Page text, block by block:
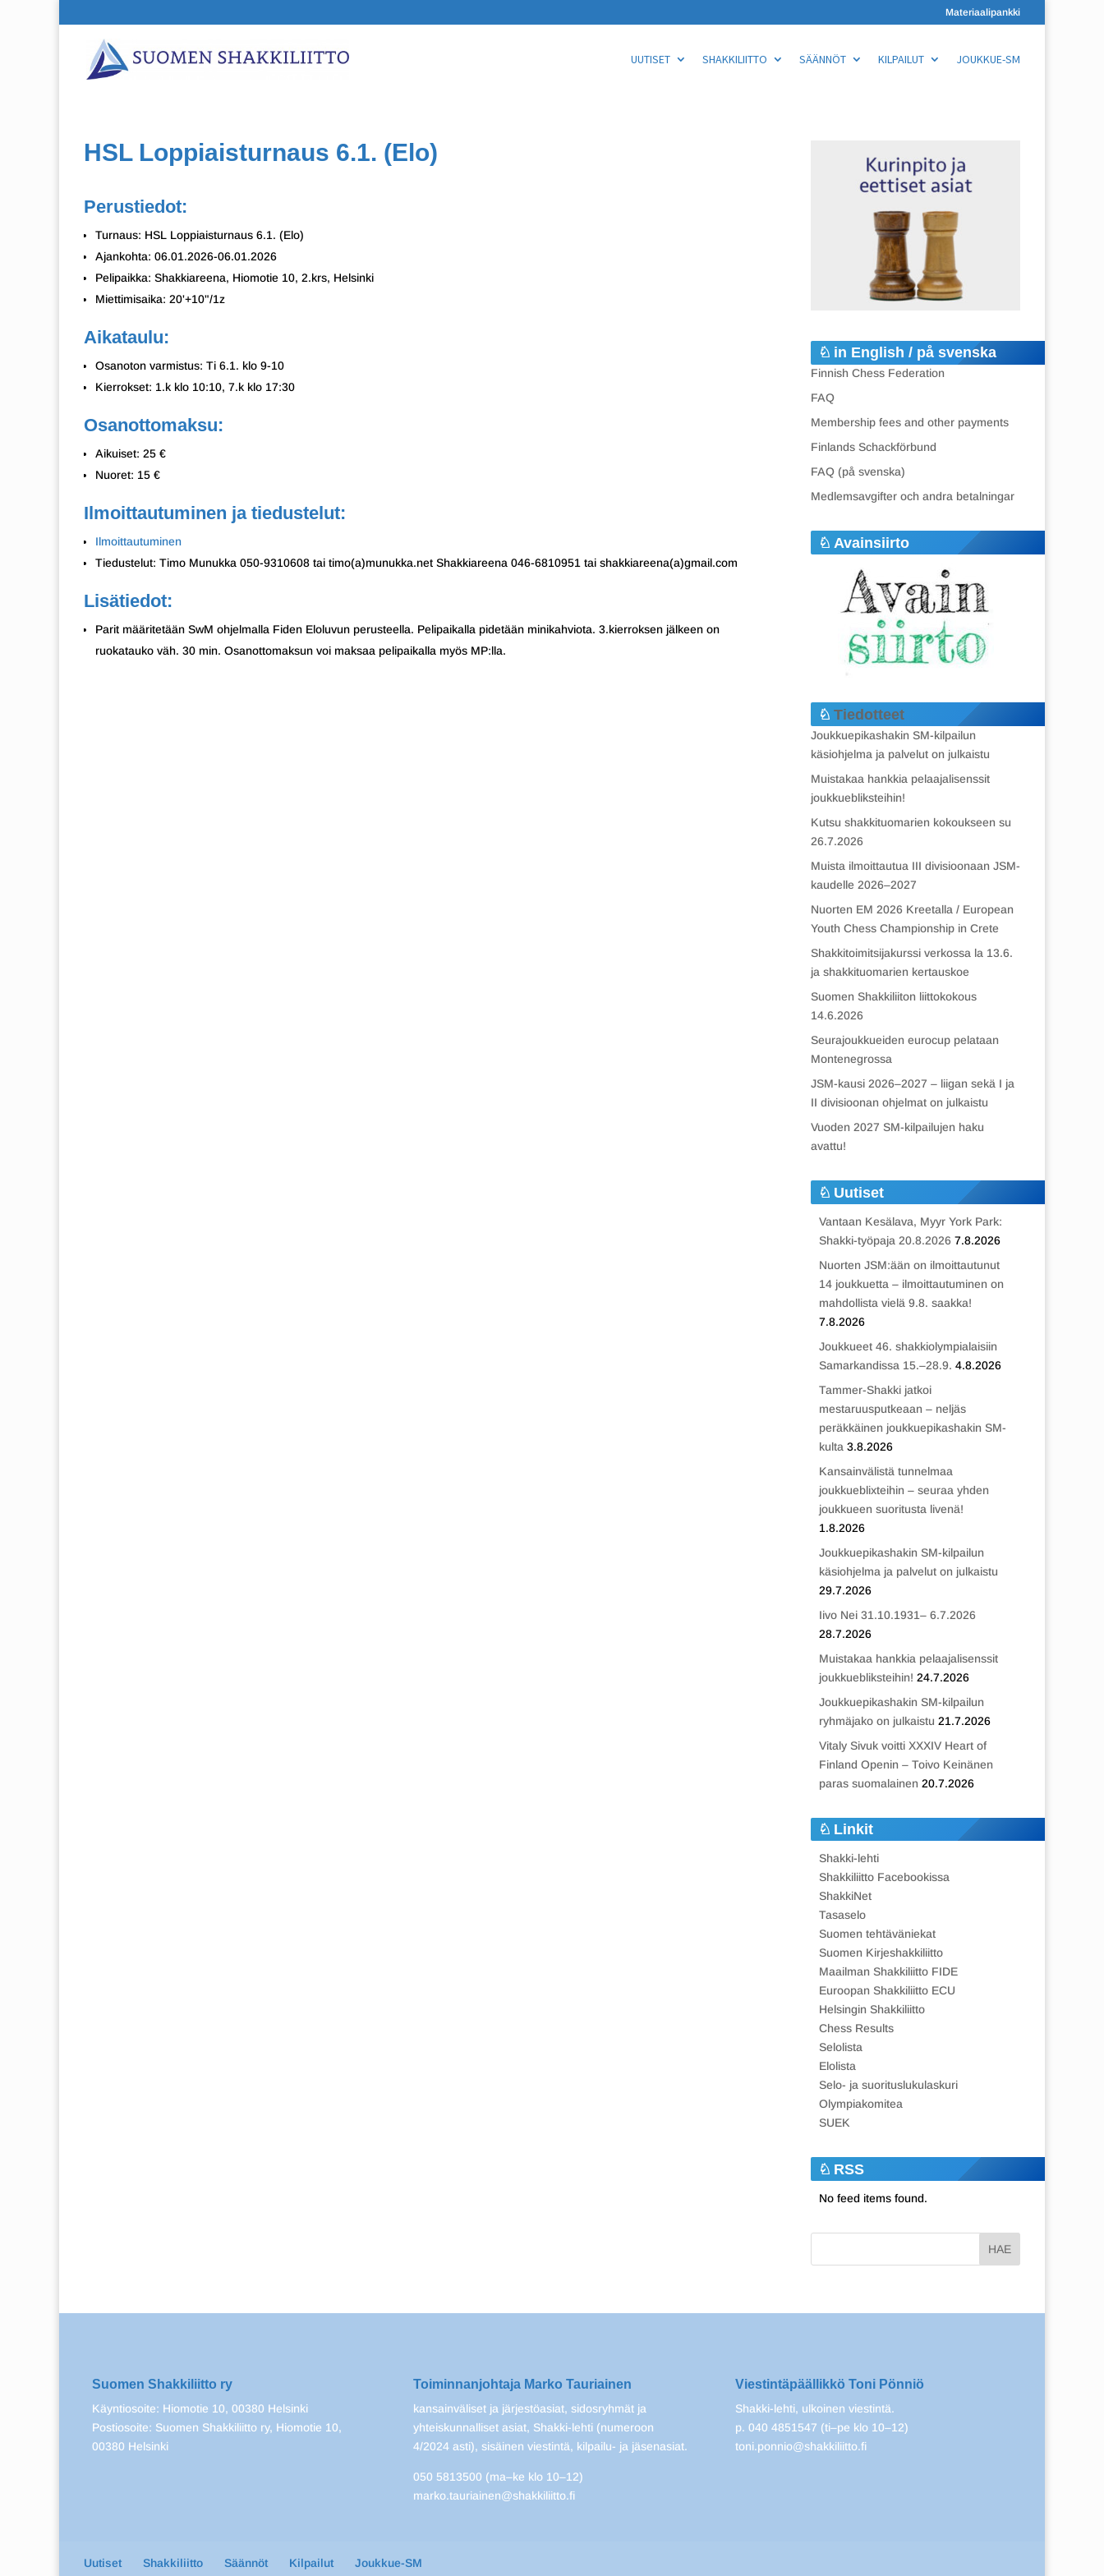
Materiaalipankki
UUTISET SHAKKILIITTO SÄÄNNÖT KILPAILUT JOUKKUE-SM
HSL Loppiaisturnaus 6.1. (Elo)
Perustiedot:
Turnaus: HSL Loppiaisturnaus 6.1. (Elo)
Ajankohta: 06.01.2026-06.01.2026
Pelipaikka: Shakkiareena, Hiomotie 10, 2.krs, Helsinki
Miettimisaika: 20'+10"/1z
Aikataulu:
Osanoton varmistus: Ti 6.1. klo 9-10
Kierrokset: 1.k klo 10:10, 7.k klo 17:30
Osanottomaksu:
Aikuiset: 25 €
Nuoret: 15 €
Ilmoittautuminen ja tiedustelut:
Ilmoittautuminen
Tiedustelut: Timo Munukka 050-9310608 tai timo(a)munukka.net Shakkiareena 046-6810951 tai shakkiareena(a)gmail.com
Lisätiedot:
Parit määritetään SwM ohjelmalla Fiden Eloluvun perusteella. Pelipaikalla pidetään minikahviota. 3.kierroksen jälkeen on
ruokatauko väh. 30 min. Osanottomaksun voi maksaa pelipaikalla myös MP:lla.
in English / på svenska
Finnish Chess Federation
FAQ
Membership fees and other payments
Finlands Schackförbund
FAQ (på svenska)
Medlemsavgifter och andra betalningar
Avainsiirto
Tiedotteet
Joukkuepikashakin SM-kilpailun
käsiohjelma ja palvelut on julkaistu
Muistakaa hankkia pelaajalisenssit
joukkuebliksteihin!
Kutsu shakkituomarien kokoukseen su
26.7.2026
Muista ilmoittautua III divisioonaan JSM-
kaudelle 2026–2027
Nuorten EM 2026 Kreetalla / European
Youth Chess Championship in Crete
Shakkitoimitsijakurssi verkossa la 13.6.
ja shakkituomarien kertauskoe
Suomen Shakkiliiton liittokokous
14.6.2026
Seurajoukkueiden eurocup pelataan
Montenegrossa
JSM-kausi 2026–2027 – liigan sekä I ja
II divisioonan ohjelmat on julkaistu
Vuoden 2027 SM-kilpailujen haku
avattu!
Uutiset
Vantaan Kesälava, Myyr York Park:
Shakki-työpaja 20.8.2026 7.8.2026
Nuorten JSM:ään on ilmoittautunut
14 joukkuetta – ilmoittautuminen on
mahdollista vielä 9.8. saakka!
7.8.2026
Joukkueet 46. shakkiolympialaisiin
Samarkandissa 15.–28.9. 4.8.2026
Tammer-Shakki jatkoi
mestaruusputkeaan – neljäs
peräkkäinen joukkuepikashakin SM-
kulta 3.8.2026
Kansainvälistä tunnelmaa
joukkueblixteihin – seuraa yhden
joukkueen suoritusta livenä!
1.8.2026
Joukkuepikashakin SM-kilpailun
käsiohjelma ja palvelut on julkaistu
29.7.2026
Iivo Nei 31.10.1931– 6.7.2026
28.7.2026
Muistakaa hankkia pelaajalisenssit
joukkuebliksteihin! 24.7.2026
Joukkuepikashakin SM-kilpailun
ryhmäjako on julkaistu 21.7.2026
Vitaly Sivuk voitti XXXIV Heart of
Finland Openin – Toivo Keinänen
paras suomalainen 20.7.2026
Linkit
Shakki-lehti
Shakkiliitto Facebookissa
ShakkiNet
Tasaselo
Suomen tehtäväniekat
Suomen Kirjeshakkiliitto
Maailman Shakkiliitto FIDE
Euroopan Shakkiliitto ECU
Helsingin Shakkiliitto
Chess Results
Selolista
Elolista
Selo- ja suorituslukulaskuri
Olympiakomitea
SUEK
RSS
No feed items found.
Suomen Shakkiliitto ry
Käyntiosoite: Hiomotie 10, 00380 Helsinki
Postiosoite: Suomen Shakkiliitto ry, Hiomotie 10,
00380 Helsinki
Toiminnanjohtaja Marko Tauriainen
kansainväliset ja järjestöasiat, sidosryhmät ja
yhteiskunnalliset asiat, Shakki-lehti (numeroon
4/2024 asti), sisäinen viestintä, kilpailu- ja jäsenasiat.
050 5813500 (ma–ke klo 10–12)
marko.tauriainen@shakkiliitto.fi
Viestintäpäällikkö Toni Pönniö
Shakki-lehti, ulkoinen viestintä.
p. 040 4851547 (ti–pe klo 10–12)
toni.ponnio@shakkiliitto.fi
Uutiset Shakkiliitto Säännöt Kilpailut Joukkue-SM